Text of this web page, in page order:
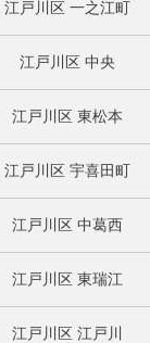
江戸川区 一之江町
江戸川区 中央
江戸川区 東松本
江戸川区 宇喜田町
江戸川区 中葛西
江戸川区 東瑞江
江戸川区 江戸川